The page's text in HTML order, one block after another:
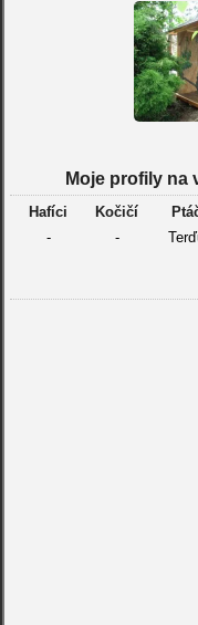
Moje profily na
Hafíci Kočičí
-
-